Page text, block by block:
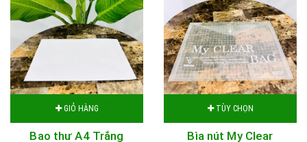
GIỎ HÀNG
Bao thư A4 Trắng
TÙY CHỌN
Bìa nút My Clear